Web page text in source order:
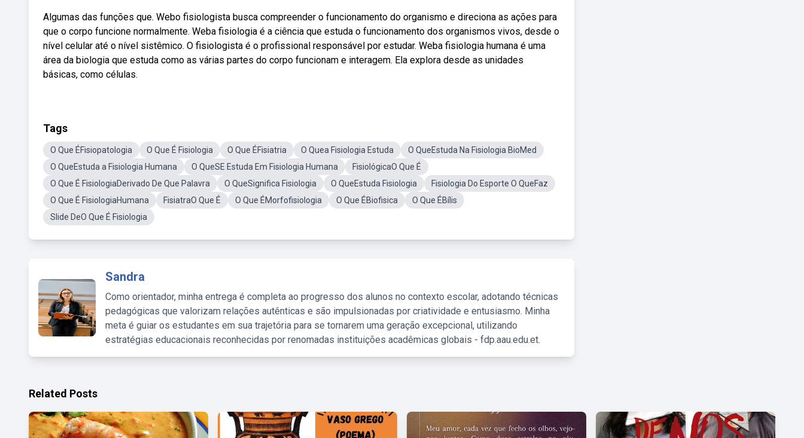
Algumas das funções que. Webo fisiologista busca compreender o funcionamento do organismo e direciona as ações para
que o corpo funcione normalmente. Weba fisiologia é a ciência que estuda o funcionamento dos organismos vivos, desde o
nível celular até o nível sistêmico. O fisiologista é o profissional responsável por estudar. Weba fisiologia humana é uma
área da biologia que estuda como as várias partes do corpo funcionam e interagem. Ela explora desde as unidades
básicas, como células.
Tags
O Que ÉFisiopatologia O Que É Fisiologia O Que ÉFisiatria O Quea Fisiologia Estuda
O QueEstuda Na Fisiologia BioMed
O QueEstuda a Fisiologia Humana
O QueSE Estuda Em Fisiologia Humana
FisiológicaO Que É
O Que É FisiologiaDerivado De Que Palavra
O QueSignifica Fisiologia O QueEstuda Fisiologia
Fisiologia Do Esporte O QueFaz
O Que É FisiologiaHumana
FisiatraO Que É O Que ÉMorfofisiologia O Que ÉBiofisica
O Que ÉBílis
Slide DeO Que É Fisiologia
Sandra
Como orientador, minha entrega é completa ao progresso dos alunos no contexto escolar, adotando técnicas
pedagógicas que valorizam relações autênticas e são impulsionadas por criatividade e entusiasmo. Minha
meta é guiar os estudantes em sua trajetória para se tornarem uma geração excepcional, utilizando
estratégias educacionais reconhecidas por renomadas instituições acadêmicas globais - fdp.aau.edu.et.
Related Posts